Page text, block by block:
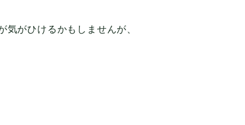
気がひけるかもしませんが、